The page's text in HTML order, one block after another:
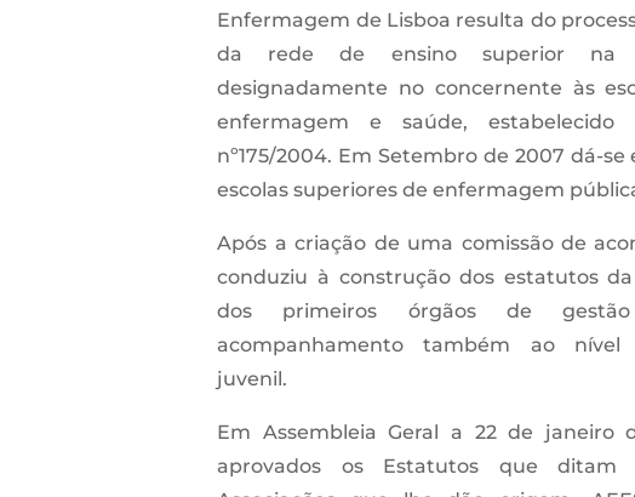
Enfermagem de Lisboa resulta do
da rede de ensino superior na
designadamente no concernente às
enfermagem e saúde,
nº175/2004. Em Setembro de 2007 dá-
escolas superiores de enfermagem
Após a criação de uma comissão de
conduziu à construção dos estatutos
dos primeiros órgãos de
acompanhamento também ao nível
juvenil.
Em Assembleia Geral a 22 de janeiro
aprovados os Estatutos que ditam